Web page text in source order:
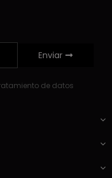
Enviar
de datos